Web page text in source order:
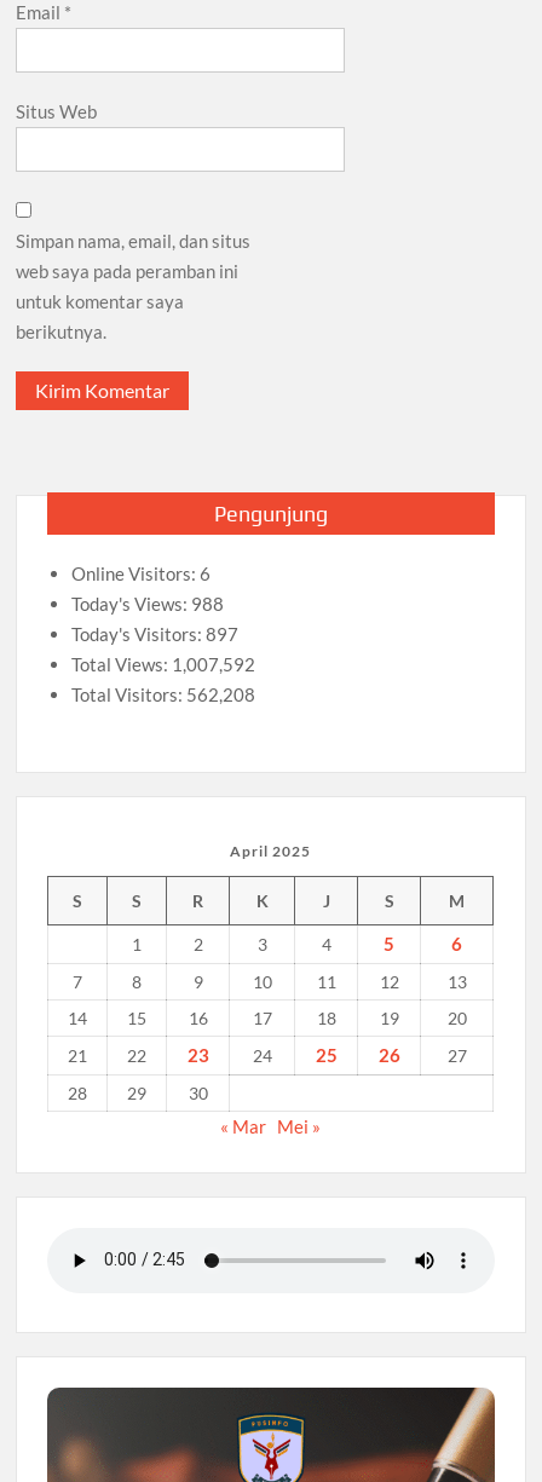
Email *
Situs Web
Simpan nama, email, dan situs
web saya pada peramban ini
untuk komentar saya
berikutnya.
Pengunjung
Online Visitors: 6
Today's Views: 988
Today's Visitors:897
Total Views: 1,007,592
Total Visitors: 562,208
April 2025
S S R K J S M
1 2 3 4 5 6
7 8 9 10 11 12
13
14
15 16 17 18 19
20
21
22 23 24 25 26
27
28
29 30
« Mar Mei »